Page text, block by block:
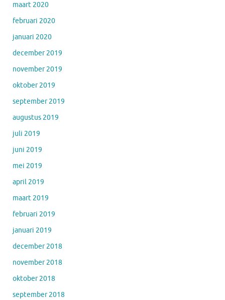
maart 2020
februari 2020
januari 2020
december 2019
november 2019
oktober 2019
september 2019
augustus 2019
juli 2019
juni 2019
mei 2019
april 2019
maart 2019
februari 2019
januari 2019
december 2018
november 2018
oktober 2018
september 2018